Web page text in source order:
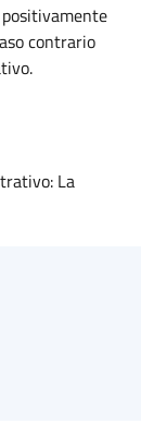
contrario
La